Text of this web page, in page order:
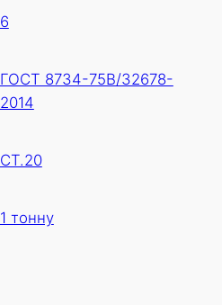
6
ГОСТ 8734-75В/32678-
2014
СТ.20
1 тонну